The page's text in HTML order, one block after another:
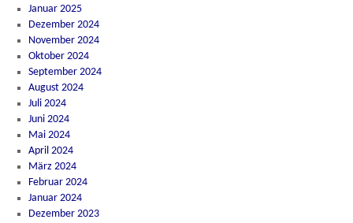
Januar 2025
Dezember 2024
November 2024
Oktober 2024
September 2024
August 2024
Juli 2024
Juni 2024
Mai 2024
April 2024
März 2024
Februar 2024
Januar 2024
Dezember 2023